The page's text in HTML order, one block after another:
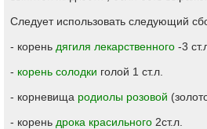
Следует использовать следующий
- корень дягиля лекарственного -3
- корень солодки голой 1 ст.л.
- корневища родиолы розовой
- корень дрока красильного 2ст.л.